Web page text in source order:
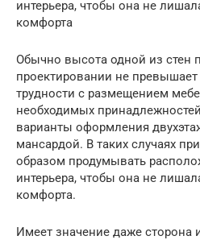
интерьера, чтобы она не
комфорта
Обычно высота одной из стен
проектировании не
трудности с размещением
необходимых
варианты оформления
мансардой. В таких случаях
образом продумывать
интерьера, чтобы она не
комфорта.
Имеет значение даже сторона